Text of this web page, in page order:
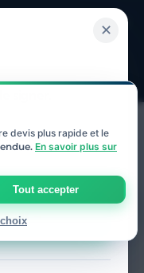
✕
jeune
→
devis plus rapide et le
En savoir plus sur
Tout accepter
indépendant inscrit à
. Sous la
Prudentiel et de